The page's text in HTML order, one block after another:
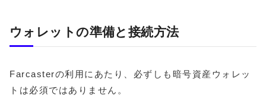
ウォレットの準備と接続方法
Farcasterの利用にあたり、必ずしも暗号資産ウォレッ
トは必須ではありません。